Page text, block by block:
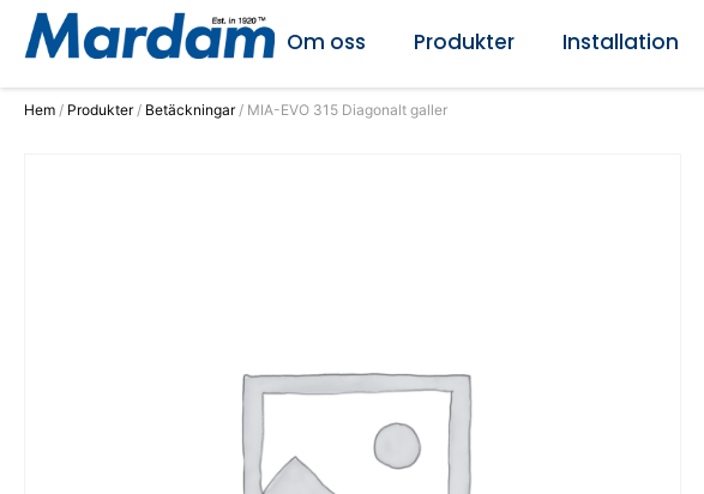
Om oss Produkter Installation
Hem / Produkter/ Betäckningar/ MIA-EVO 315 Diagonalt galler